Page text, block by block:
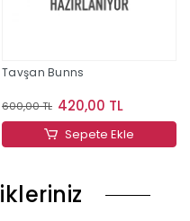
Tavşan Bunns
600,00 TL 420,00 TL
Sepete Ekle